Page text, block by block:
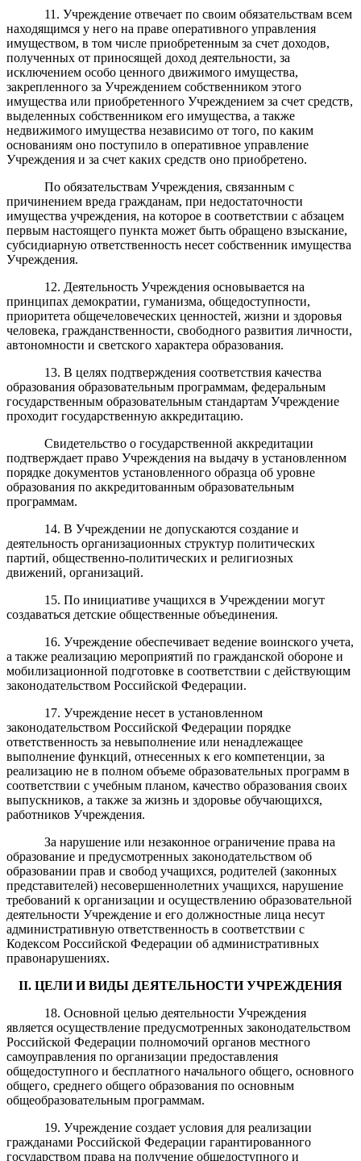
11. Учреждение отвечает по своим обязательствам всем
находящимся у него на праве оперативного управления
имуществом, в том числе приобретенным за счет доходов,
полученных от приносящей доход деятельности, за
исключением особо ценного движимого имущества,
закрепленного за Учреждением собственником этого
имущества или приобретенного Учреждением за счет средств,
выделенных собственником его имущества, а также
недвижимого имущества независимо от того, по каким
основаниям оно поступило в оперативное управление
Учреждения и за счет каких средств оно приобретено.
По обязательствам Учреждения, связанным с
причинением вреда гражданам, при недостаточности
имущества учреждения, на которое в соответствии с абзацем
первым настоящего пункта может быть обращено взыскание,
субсидиарную ответственность несет собственник имущества
Учреждения.
12. Деятельность Учреждения основывается на
принципах демократии, гуманизма, общедоступности,
приоритета общечеловеческих ценностей, жизни и здоровья
человека, гражданственности, свободного развития личности,
автономности и светского характера образования.
13. В целях подтверждения соответствия качества
образования образовательным программам, федеральным
государственным образовательным стандартам Учреждение
проходит государственную аккредитацию.
Свидетельство о государственной аккредитации
подтверждает право Учреждения на выдачу в установленном
порядке документов установленного образца об уровне
образования по аккредитованным образовательным
программам.
14. В Учреждении не допускаются создание и
деятельность организационных структур политических
партий, общественно-политических и религиозных
движений, организаций.
15. По инициативе учащихся в Учреждении могут
создаваться детские общественные объединения.
16. Учреждение обеспечивает ведение воинского учета,
а также реализацию мероприятий по гражданской обороне и
мобилизационной подготовке в соответствии с действующим
законодательством Российской Федерации.
17. Учреждение несет в установленном
законодательством Российской Федерации порядке
ответственность за невыполнение или ненадлежащее
выполнение функций, отнесенных к его компетенции, за
реализацию не в полном объеме образовательных программ в
соответствии с учебным планом, качество образования своих
выпускников, а также за жизнь и здоровье обучающихся,
работников Учреждения.
За нарушение или незаконное ограничение права на
образование и предусмотренных законодательством об
образовании прав и свобод учащихся, родителей (законных
представителей) несовершеннолетних учащихся, нарушение
требований к организации и осуществлению образовательной
деятельности Учреждение и его должностные лица несут
административную ответственность в соответствии с
Кодексом Российской Федерации об административных
правонарушениях.
II. ЦЕЛИ И ВИДЫ ДЕЯТЕЛЬНОСТИ УЧРЕЖДЕНИЯ
18. Основной целью деятельности Учреждения
является осуществление предусмотренных законодательством
Российской Федерации полномочий органов местного
самоуправления по организации предоставления
общедоступного и бесплатного начального общего, основного
общего, среднего общего образования по основным
общеобразовательным программам.
19. Учреждение создает условия для реализации
гражданами Российской Федерации гарантированного
государством права на получение общедоступного и